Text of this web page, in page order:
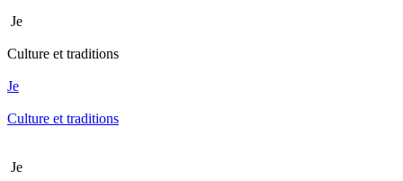
Je
Culture et traditions
Je
Culture et traditions
Je